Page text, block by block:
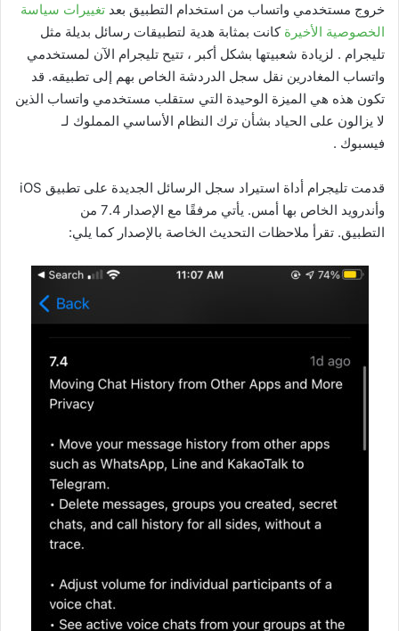
خروج مستخدمي واتساب من استخدام التطبيق بعد تغييرات سياسة
الخصوصية الأخيرة كانت بمثابة هدية لتطبيقات رسائل بديلة مثل
تليجرام . لزيادة شعبيتها بشكل أكبر ، تتيح تليجرام الآن لمستخدمي
واتساب المغادرين نقل سجل الدردشة الخاص بهم إلى تطبيقه. قد
تكون هذه هي الميزة الوحيدة التي ستقلب مستخدمي واتساب الذين
لا يزالون على الحياد بشأن ترك النظام الأساسي المملوك لـ
فيسبوك .
قدمت تليجرام أداة استيراد سجل الرسائل الجديدة على تطبيق iOS
وأندرويد الخاص بها أمس. يأتي مرفقًا مع الإصدار 7.4 من
التطبيق. تقرأ ملاحظات التحديث الخاصة بالإصدار كما يلي: